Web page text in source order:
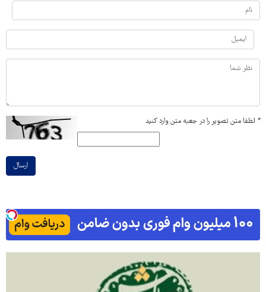
* لطفا متن تصویر را در جعبه متن وارد کنید
ارسال